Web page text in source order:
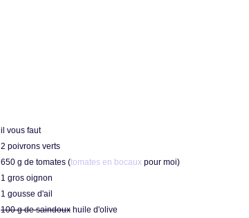
il vous faut
2 poivrons verts
650 g de tomates (tomates en bocaux pour moi)
1 gros oignon
1 gousse d'ail
100 g de saindoux huile d'olive